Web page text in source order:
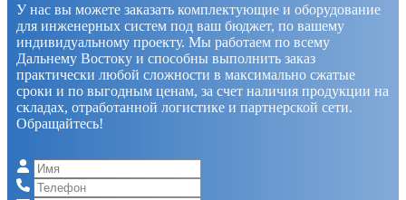
У нас вы можете заказать комплектующие и оборудование
для инженерных систем под ваш бюджет, по вашему
индивидуальному проекту. Мы работаем по всему
Дальнему Востоку и способны выполнить заказ
практически любой сложности в максимально сжатые
сроки и по выгодным ценам, за счет наличия продукции на
складах, отработанной логистике и партнерской сети.
Обращайтесь!